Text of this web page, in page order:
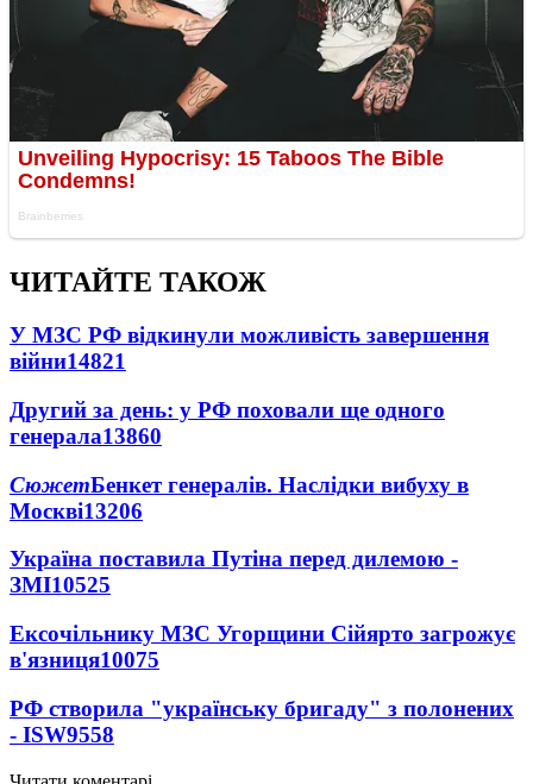
ЧИТАЙТЕ ТАКОЖ
У МЗС РФ відкинули можливість завершення
війни14821
Другий за день: у РФ поховали ще одного
генерала13860
СюжетБенкет генералів. Наслідки вибуху в
Москві13206
Україна поставила Путіна перед дилемою -
ЗМІ10525
Ексочільнику МЗС Угорщини Сійярто загрожує
в'язниця10075
РФ створила "українську бригаду" з полонених
- ISW9558